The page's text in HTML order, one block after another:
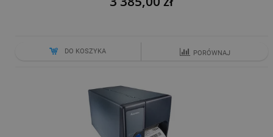
DO KOSZYKA PORÓWNAJ